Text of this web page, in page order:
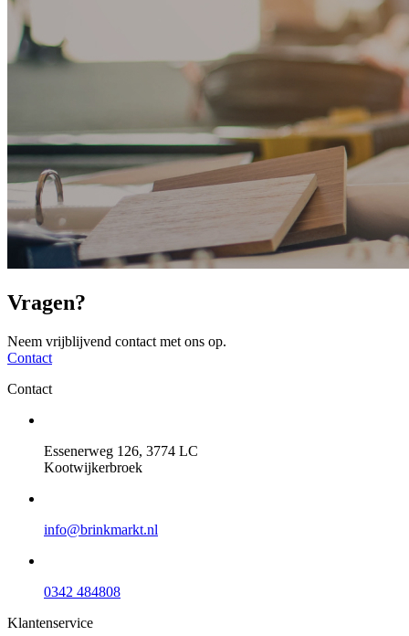
Vragen?
Neem vrijblijvend contact met ons op.
Contact
Contact
Essenerweg 126, 3774 LC
Kootwijkerbroek
info@brinkmarkt.nl
0342 484808
Klantenservice